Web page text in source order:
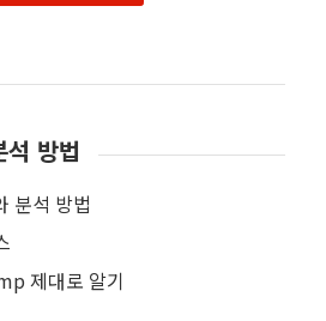
방법
분석 방법
제대로 알기